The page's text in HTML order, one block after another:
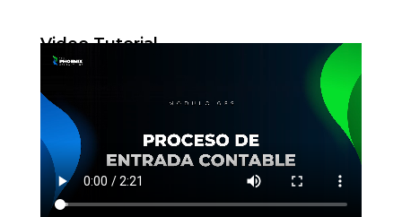
Video Tutorial